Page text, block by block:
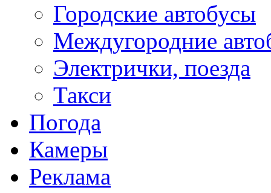
Городские автобусы
Междугородние
Электрички, поезда
Такси
Погода
Камеры
Реклама